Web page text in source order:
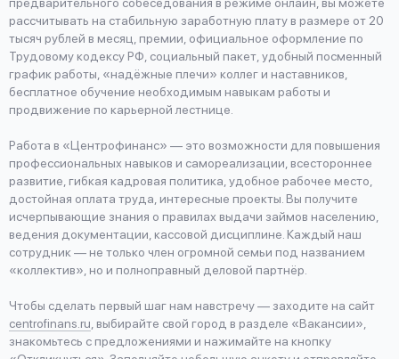
рассчитывать на стабильную заработную плату в размере от 20
тысяч рублей в месяц, премии, официальное оформление по
Трудовому кодексу РФ, социальный пакет, удобный посменный
график работы, «надёжные плечи» коллег и наставников,
бесплатное обучение необходимым навыкам работы и
продвижение по карьерной лестнице.
Работа в «Центрофинанс» — это возможности для повышения
профессиональных навыков и самореализации, всестороннее
развитие, гибкая кадровая политика, удобное рабочее место,
достойная оплата труда, интересные проекты. Вы получите
исчерпывающие знания о правилах выдачи займов населению,
ведения документации, кассовой дисциплине. Каждый наш
сотрудник — не только член огромной семьи под названием
«коллектив», но и полноправный деловой партнёр.
Чтобы сделать первый шаг нам навстречу — заходите на сайт
centrofinans.ru , выбирайте свой город в разделе «Вакансии»,
знакомьтесь с предложениями и нажимайте на кнопку